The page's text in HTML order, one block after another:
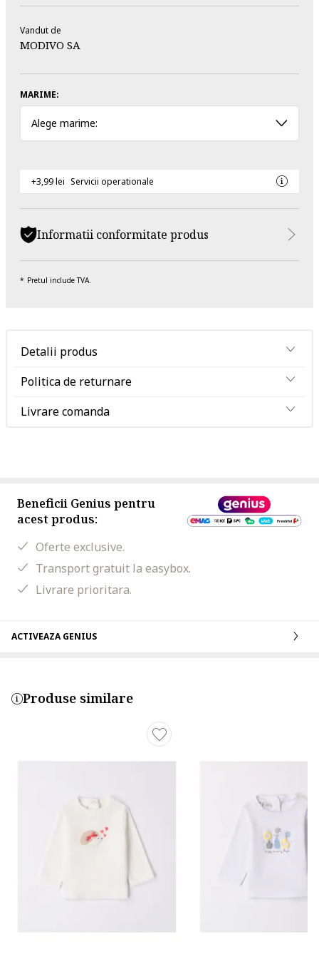
Vandut de
MODIVO SA
MARIME:
Alege marime:
+3,99 lei Servicii operationale
Informatii conformitate produs
Pretul include TVA.
Detalii produs
Politica de returnare
Livrare comanda
Beneficii Genius pentru
acest produs:
Oferte exclusive.
Transport gratuit la easybox.
Livrare prioritara.
ACTIVEAZA GENIUS
Produse similare